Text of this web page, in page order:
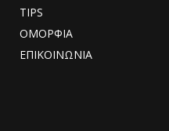
TIPS
ΟΜΟΡΦΙΑ
ΕΠΙΚΟΙΝΩΝΙΑ